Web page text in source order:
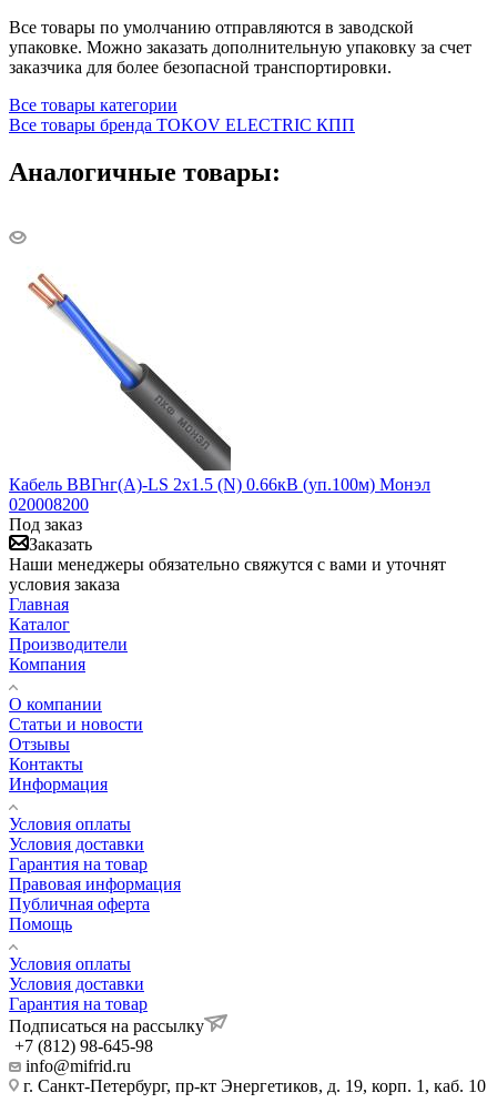
Все товары по умолчанию отправляются в заводской
упаковке. Можно заказать дополнительную упаковку за счет
заказчика для более безопасной транспортировки.
Все товары категории
Все товары бренда TOKOV ELECTRIC КПП
Аналогичные товары:
Кабель ВВГнг(А)-LS 2х1.5 (N) 0.66кВ (уп.100м) Монэл
020008200
Под заказ
Заказать
Наши менеджеры обязательно свяжутся с вами и уточнят
условия заказа
Главная
Каталог
Производители
Компания
О компании
Статьи и новости
Отзывы
Контакты
Информация
Условия оплаты
Условия доставки
Гарантия на товар
Правовая информация
Публичная оферта
Помощь
Условия оплаты
Условия доставки
Гарантия на товар
Подписаться на рассылку
+7 (812) 98-645-98
info@mifrid.ru
г. Санкт-Петербург, пр-кт Энергетиков, д. 19, корп. 1, каб. 10